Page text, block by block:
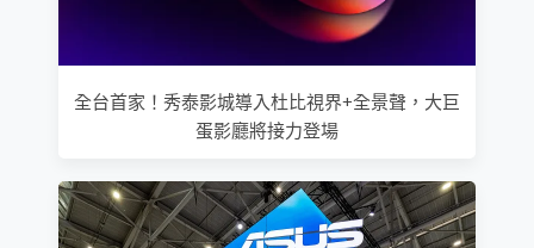
全台首家！秀泰影城導入杜比視界+全景聲，大巨
蛋影廳將接力登場